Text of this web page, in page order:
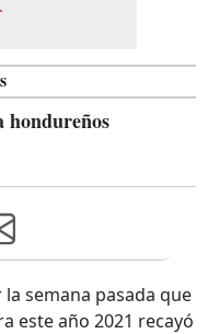
hondureños
la semana pasada que
este año 2021 recayó